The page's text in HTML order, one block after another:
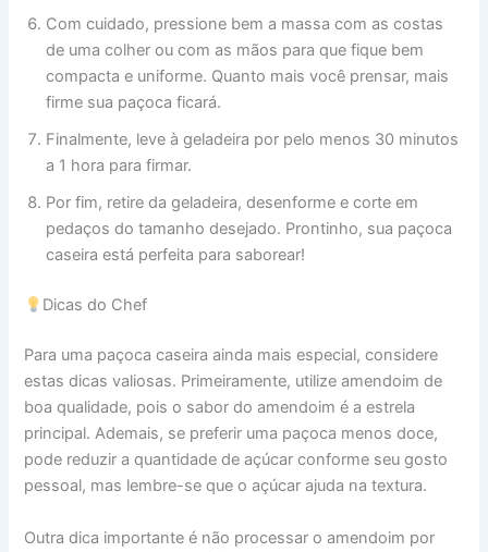
Com cuidado, pressione bem a massa com as costas
de uma colher ou com as mãos para que fique bem
compacta e uniforme. Quanto mais você prensar, mais
firme sua paçoca ficará.
Finalmente, leve à geladeira por pelo menos 30 minutos
a 1 hora para firmar.
Por fim, retire da geladeira, desenforme e corte em
pedaços do tamanho desejado. Prontinho, sua paçoca
caseira está perfeita para saborear!
Dicas do Chef
Para uma paçoca caseira ainda mais especial, considere
estas dicas valiosas. Primeiramente, utilize amendoim de
boa qualidade, pois o sabor do amendoim é a estrela
principal. Ademais, se preferir uma paçoca menos doce,
pode reduzir a quantidade de açúcar conforme seu gosto
pessoal, mas lembre-se que o açúcar ajuda na textura.
Outra dica importante é não processar o amendoim por